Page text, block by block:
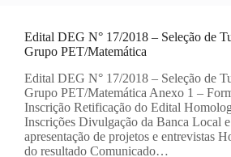
Edital DEG N° 17/2018 – Seleção de
Grupo PET/Matemática
Edital DEG N° 17/2018 – Seleção de
Grupo PET/Matemática Anexo 1 –
Inscrição Retificação do Edital
Inscrições Divulgação da Banca Local
apresentação de projetos e entrevistas
do resultado Comunicado…